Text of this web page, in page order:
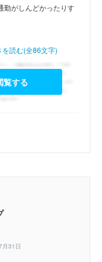
勤がしんどかったりす
を読む(全86文字)
覧する
月31日